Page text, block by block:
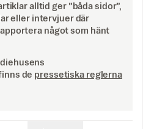
alltid ger ”båda sidor”,
eller intervjuer där
något som hänt
de pressetiska reglerna